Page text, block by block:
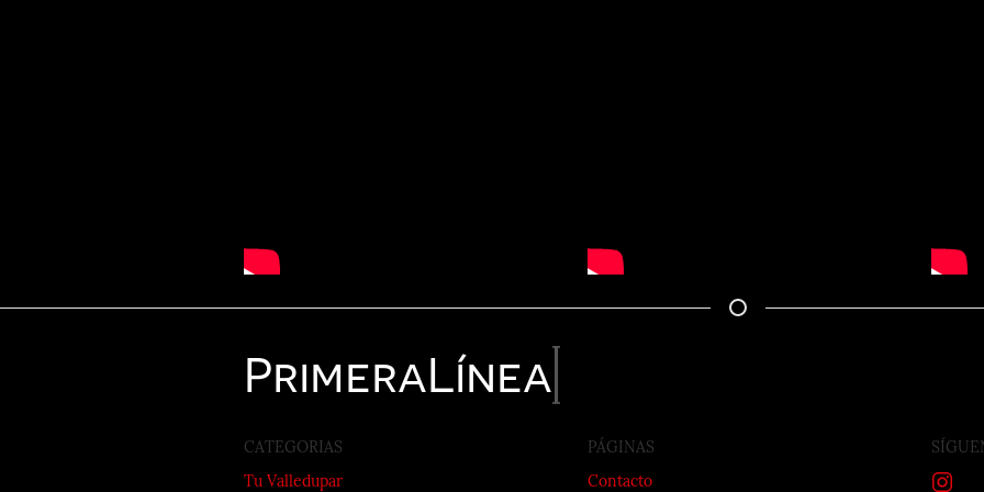
PrimeraLínea
CATEGORIAS
Tu Valledupar
PÁGINAS
Contacto